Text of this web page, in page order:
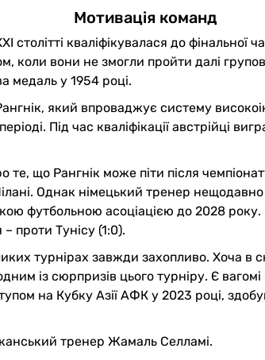
Мотивація команд
столітті кваліфікувалася до фінальної
коли вони не змогли пройти далі
медаль у 1954 році.
який впроваджує систему
Під час кваліфікації австрійці
що Рангнік може піти після
Однак німецький тренер нещодавно
футбольною асоціацією до 2028
проти Тунісу (1:0).
турнірах завжди захопливо. Хоча в
із сюрпризів цього турніру. Є
на Кубку Азії АФК у 2023 році,
тренер Жамаль Селламі.